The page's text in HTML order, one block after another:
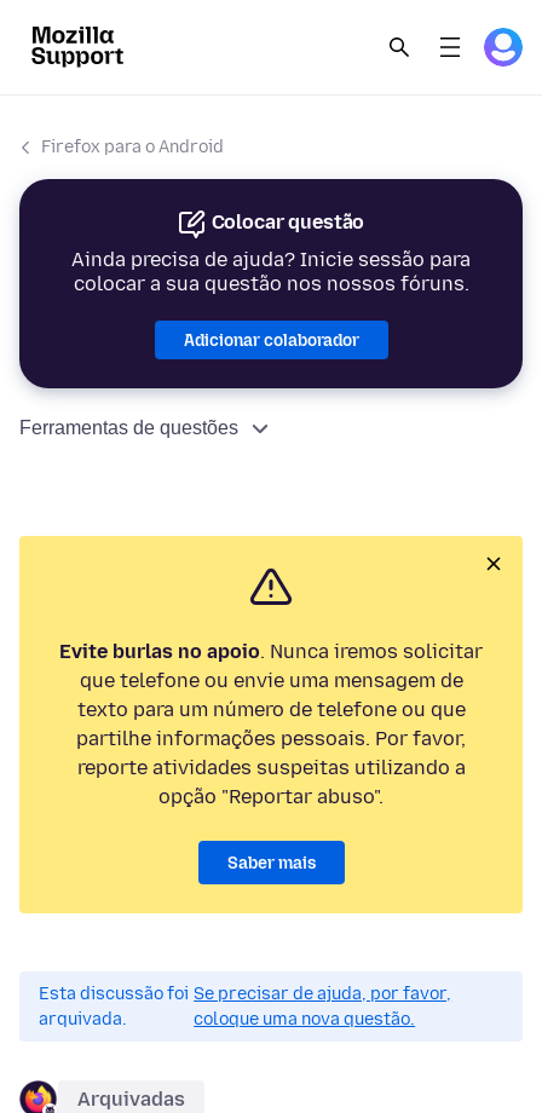
Firefox para o Android
Colocar questão
Ainda precisa de ajuda? Inicie sessão para
colocar a sua questão nos nossos fóruns.
Adicionar colaborador
Ferramentas de questões
Evite burlas no apoio. Nunca iremos solicitar
que telefone ou envie uma mensagem de
texto para um número de telefone ou que
partilhe informações pessoais. Por favor,
reporte atividades suspeitas utilizando a
opção "Reportar abuso".
Saber mais
Esta discussão foi
arquivada.
Se precisar de ajuda, por favor,
coloque uma nova questão.
Arquivadas